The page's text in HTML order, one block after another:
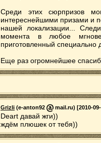
Среди этих сюрпризов
интереснейшими призами и
нашей локализации...
момента в любое
приготовленный специально
Еще раз огромнейшее
Grizli (e-anton92 mail.ru) [2010-
Deart давай жги))
ждём плюшек от тебя))